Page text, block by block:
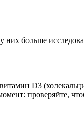
них больше
D3
проверяйте,